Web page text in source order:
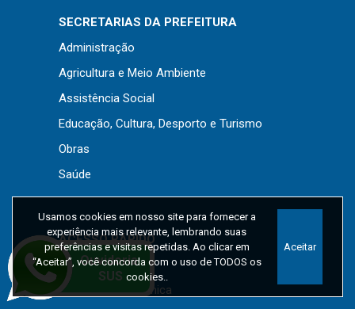
Usamos cookies em nosso site para fornecer a
experiência mais relevante, lembrando suas
preferências e visitas repetidas. Ao clicar em
“Aceitar”, você concorda com o uso de TODOS os
cookies..
Aceitar
SECRETARIAS DA PREFEITURA
Administração
Agricultura e Meio Ambiente
Assistência Social
Educação, Cultura, Desporto e Turismo
Obras
Saúde
ACESSO RÁPIDO
IPTU 2026
Nota Fiscal Eletrônica